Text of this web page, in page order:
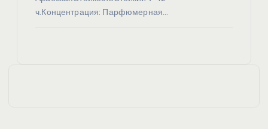
ч.Концентрация: Парфюмерная…